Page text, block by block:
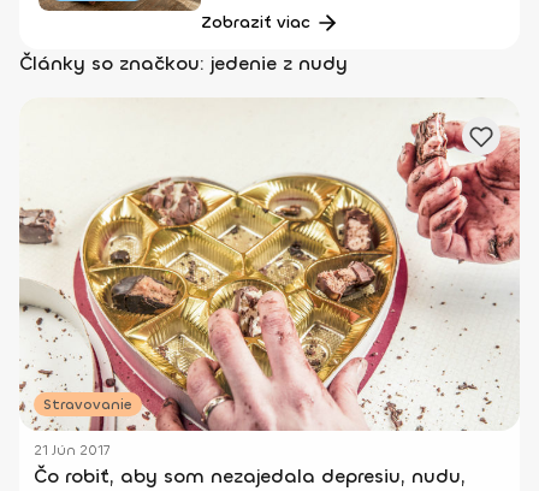
Zobraziť viac
Články so značkou: jedenie z nudy
Stravovanie
21 Jún 2017
Čo robiť, aby som nezajedala depresiu, nudu,